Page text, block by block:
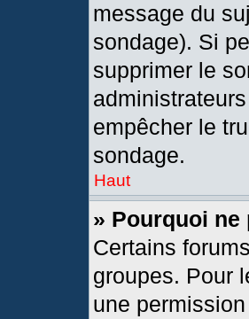
message du
sondage). Si
supprimer le
empêcher le
sondage.
Haut
» Pourquoi ne
Certains
groupes. Pour
une